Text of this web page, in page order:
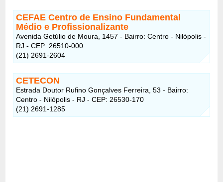
CEFAE Centro de Ensino Fundamental
Médio e Profissionalizante
Avenida Getúlio de Moura, 1457 - Bairro: Centro - Nilópolis -
RJ - CEP: 26510-000
(21) 2691-2604
CETECON
Estrada Doutor Rufino Gonçalves Ferreira, 53 - Bairro:
Centro - Nilópolis - RJ - CEP: 26530-170
(21) 2691-1285